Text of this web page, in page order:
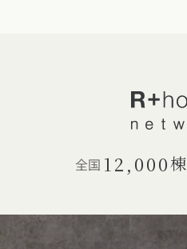
全国 12,000棟